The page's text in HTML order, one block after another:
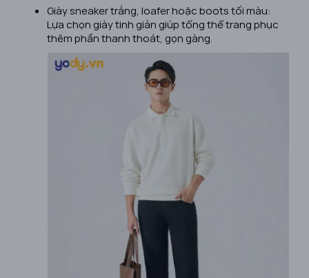
Giày sneaker trắng, loafer hoặc boots tối màu:
Lựa chọn giày tinh giản giúp tổng thể trang phục
thêm phần thanh thoát, gọn gàng.